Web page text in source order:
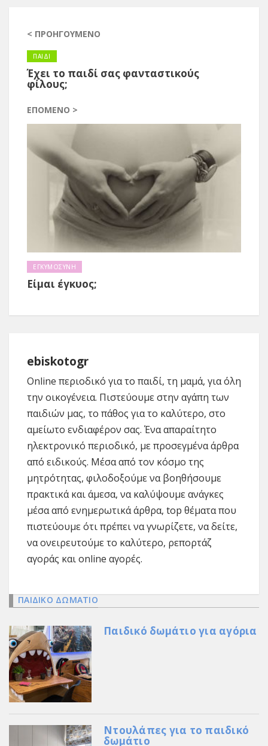
< ΠΡΟΗΓΟΎΜΕΝΟ
ΠΑΙΔΙ
Έχει το παιδί σας φανταστικούς
φίλους;
ΕΠΌΜΕΝΟ >
ΕΓΚΥΜΟΣΥΝΗ
Είμαι έγκυος;
ebiskotogr
Online περιοδικό για το παιδί, τη μαμά, για όλη
την οικογένεια. Πιστεύουμε στην αγάπη των
παιδιών μας, το πάθος για το καλύτερο, στο
αμείωτο ενδιαφέρον σας. Ένα απαραίτητο
ηλεκτρονικό περιοδικό, με προσεγμένα άρθρα
από ειδικούς. Μέσα από τον κόσμο της
μητρότητας, φιλοδοξούμε να βοηθήσουμε
πρακτικά και άμεσα, να καλύψουμε ανάγκες
μέσα από ενημερωτικά άρθρα, top θέματα που
πιστεύουμε ότι πρέπει να γνωρίζετε, να δείτε,
να ονειρευτούμε το καλύτερο, ρεπορτάζ
αγοράς και online αγορές.
ΠΑΙΔΙΚΟ ΔΩΜΑΤΙΟ
Παιδικό δωμάτιο για αγόρια
Ντουλάπες για το παιδικό
δωμάτιο